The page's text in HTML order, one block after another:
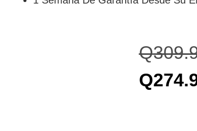
Q
Q